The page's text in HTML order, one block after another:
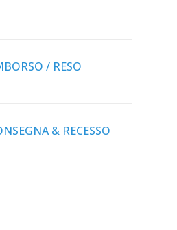
/ RESO
& RECESSO